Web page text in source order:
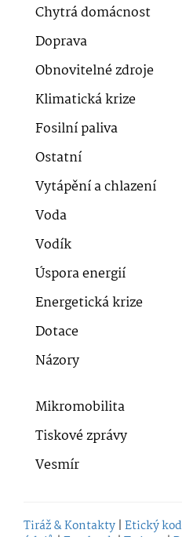
Chytrá domácnost
Doprava
Obnovitelné zdroje
Klimatická krize
Fosilní paliva
Ostatní
Vytápění a chlazení
Voda
Vodík
Úspora energií
Energetická krize
Dotace
Názory
Mikromobilita
Tiskové zprávy
Vesmír
Tiráž & Kontakty | Etický